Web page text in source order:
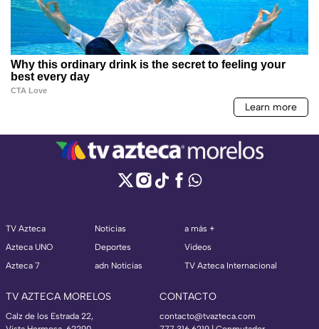
TV Azteca
Azteca UNO
Azteca 7
Noticias
Deportes
adn Noticias
a más +
Videos
TV Azteca Internacional
TV AZTECA MORELOS
Calz de los Estrada 22,
CONTACTO
contacto@tvazteca.com